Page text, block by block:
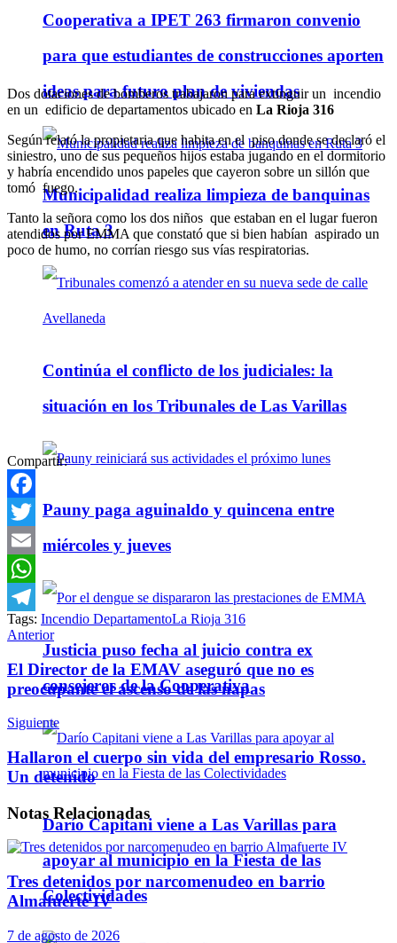
Cooperativa a IPET 263 firmaron convenio
para que estudiantes de construcciones aporten
ideas para futuro plan de viviendas
Municipalidad realiza limpieza de banquinas
en Ruta 3
Continúa el conflicto de los judiciales: la
situación en los Tribunales de Las Varillas
Pauny paga aguinaldo y quincena entre
miércoles y jueves
Justicia puso fecha al juicio contra ex
consejeros de la Cooperativa
Darío Capitani viene a Las Varillas para
apoyar al municipio en la Fiesta de las
Colectividades
Dos dotaciones de bomberos trabajaron para extinguir un incendio
en un edificio de departamentos ubicado en La Rioja 316
Según relató la propietaria que habita en el piso donde se declaró el
siniestro, uno de sus pequeños hijos estaba jugando en el dormitorio
y habría encendido unos papeles que cayeron sobre un sillón que
tomó fuego.
Tanto la señora como los dos niños que estaban en el lugar fueron
atendidos por EMMA que constató que si bien habían aspirado un
poco de humo, no corrían riesgo sus vías respiratorias.
Compartir:
Facebook
Twitter
Email
WhatsApp
Telegram
Tags: Incendio DepartamentoLa Rioja 316
Anterior
El Director de la EMAV aseguró que no es
preocupante el ascenso de las napas
Siguiente
Hallaron el cuerpo sin vida del empresario Rosso.
Un detenido
Notas Relacionadas
Tres detenidos por narcomenudeo en barrio
Almafuerte IV
7 de agosto de 2026